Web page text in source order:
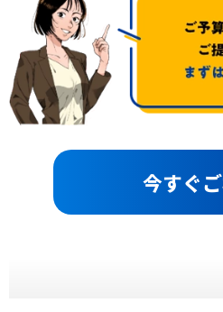
今すぐ